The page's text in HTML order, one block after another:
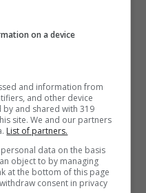
divani che però
dai soliti
si passa invece
di bosco) per
di colore anche
e asettico.
i tessuti,nel
in auge il
on a device
and information from
and other device
by and shared with 319
site. We and our partners
List of partners.
data on the basis
object to by managing
at the bottom of this page
consent in privacy